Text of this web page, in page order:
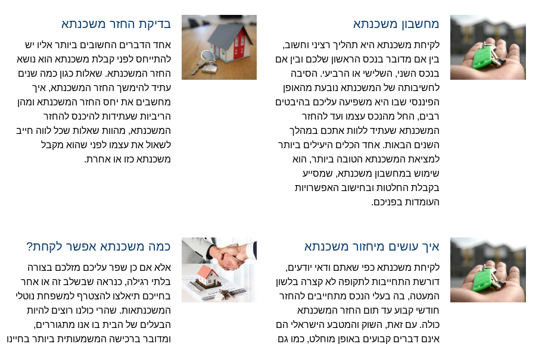
מחשבון משכנתא
לקיחת משכנתא היא תהליך רציני וחשוב,
בין אם מדובר בנכס הראשון שלכם ובין אם
בנכס השני, השלישי או הרביעי. הסיבה
לחשיבותה של המשכנתא נובעת מהאופן
הפיננסי שבו היא משפיעה עליכם בהיבטים
רבים, החל מהנכס עצמו ועד להחזר
המשכנתא שעתיד ללוות אתכם במהלך
השנים הבאות. אחד הכלים היעילים ביותר
למציאת המשכנתא הטובה ביותר, הוא
שימוש במחשבון משכנתא, שמסייע
בקבלת החלטות ובחישוב האפשרויות
העומדות בפניכם.
בדיקת החזר משכנתא
אחד הדברים החשובים ביותר אליו יש
להתייחס לפני קבלת משכנתא הוא נושא
החזר המשכנתא. שאלות כגון כמה שנים
עתיד להימשך החזר המשכנתא, איך
מחשבים את יחס החזר המשכנתא ומהן
הריביות שעתידות להיכנס להחזר
המשכנתא, מהוות שאלות שכל לווה חייב
לשאול את עצמו לפני שהוא מקבל
משכנתא כזו או אחרת.
איך עושים מיחזור משכנתא
לקיחת משכנתא כפי שאתם ודאי יודעים,
דורשת התחייבות לתקופה לא קצרה בלשון
המעטה, בה בעלי הנכס מתחייבים להחזר
חודשי קבוע עד תום החזר המשכנתא
כולה. עם זאת, השוק והמטבע הישראלי הם
אינם דברים קבועים באופן מוחלט, כמו גם
כמה משכנתא אפשר לקחת?
אלא אם כן שפר עליכם מזלכם בצורה
בלתי רגילה, כנראה שבשלב זה או אחר
בחייכם תיאלצו להצטרף למשפחת נוטלי
המשכנתאות. שהרי כולנו רוצים להיות
הבעלים של הבית בו אנו מתגוררים,
ומדובר ברכישה המשמעותית ביותר בחיינו